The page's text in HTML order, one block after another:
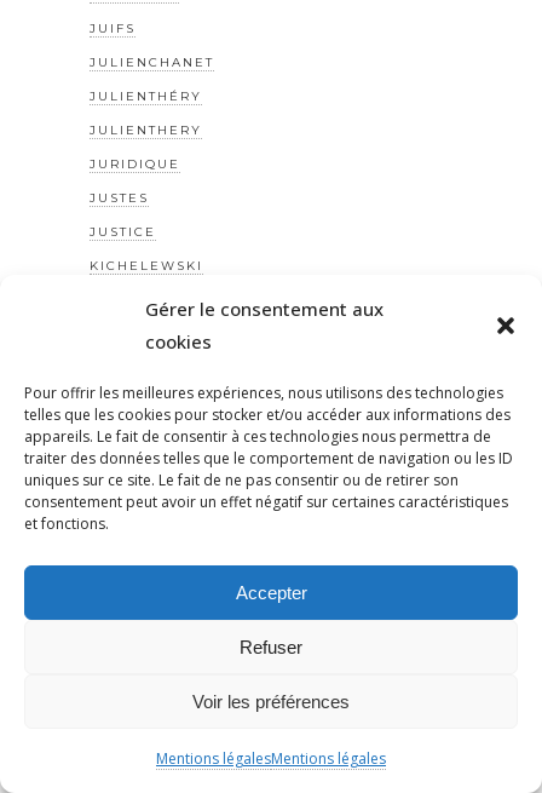
Gérer le consentement aux
cookies
Pour offrir les meilleures expériences, nous utilisons des technologies
telles que les cookies pour stocker et/ou accéder aux informations des
appareils. Le fait de consentir à ces technologies nous permettra de
traiter des données telles que le comportement de navigation ou les ID
uniques sur ce site. Le fait de ne pas consentir ou de retirer son
consentement peut avoir un effet négatif sur certaines caractéristiques
et fonctions.
Accepter
Refuser
Voir les préférences
Mentions légalesMentions légales
JUIFS
JULIENCHANET
JULIENTHÉRY
JULIENTHERY
JURIDIQUE
JUSTES
JUSTICE
KICHELEWSKI
KLARSFELD
KUKLUXKLAN
LAICITÉ
LARIPOSTE
LDH
LEPOINGLEVÉ